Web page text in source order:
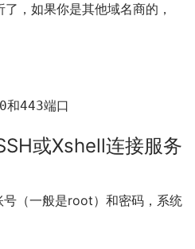
，如果你是其他域名商的，
和443端口
或Xshell连接服务
（一般是root）和密码，系统